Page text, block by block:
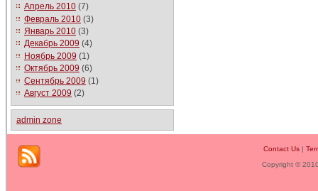
Апрель 2010 (7)
Февраль 2010 (3)
Январь 2010 (3)
Декабрь 2009 (4)
Ноябрь 2009 (1)
Октябрь 2009 (6)
Сентябрь 2009 (1)
Август 2009 (2)
admin zone
Contact Us|
Copyright ©